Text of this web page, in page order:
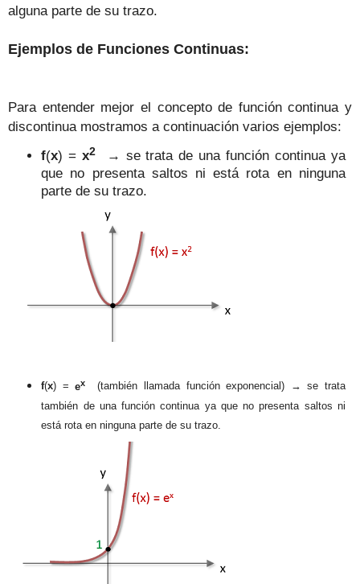
alguna parte de su trazo.
Ejemplos de Funciones Continuas:
Para entender mejor el concepto de función continua y
discontinua mostramos a continuación varios ejemplos:
f(x) = x2
→ se trata de una función continua ya
que no presenta saltos ni está rota en ninguna
parte de su trazo.
f(x) =ex
(también llamada función exponencial) → se trata
también de una función continua ya que no presenta saltos ni
está rota en ninguna parte de su trazo.